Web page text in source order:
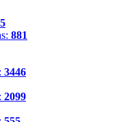
881
3446
2099